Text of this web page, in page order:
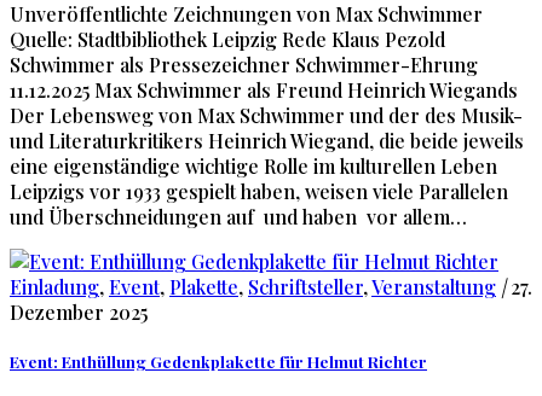
Unveröffentlichte Zeichnungen von Max Schwimmer
Quelle: Stadtbibliothek Leipzig Rede Klaus Pezold
Schwimmer als Pressezeichner Schwimmer-Ehrung
11.12.2025 Max Schwimmer als Freund Heinrich Wiegands
Der Lebensweg von Max Schwimmer und der des Musik-
und Literaturkritikers Heinrich Wiegand, die beide jeweils
eine eigenständige wichtige Rolle im kulturellen Leben
Leipzigs vor 1933 gespielt haben, weisen viele Parallelen
und Überschneidungen auf und haben vor allem…
Einladung,Event, Plakette, Schriftsteller,Veranstaltung | 27.
Dezember 2025
Event: Enthüllung Gedenkplakette für Helmut Richter